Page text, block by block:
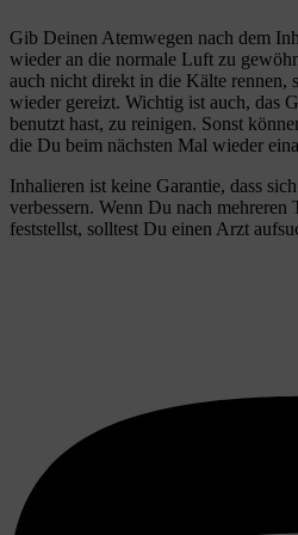
Gib Deinen Atemwegen nach dem
wieder an die normale Luft zu
auch nicht direkt in die Kälte rennen,
wieder gereizt. Wichtig ist auch, das
benutzt hast, zu reinigen. Sonst
die Du beim nächsten Mal wieder
Inhalieren ist keine Garantie, dass
verbessern. Wenn Du nach mehreren
feststellst, solltest Du einen Arzt